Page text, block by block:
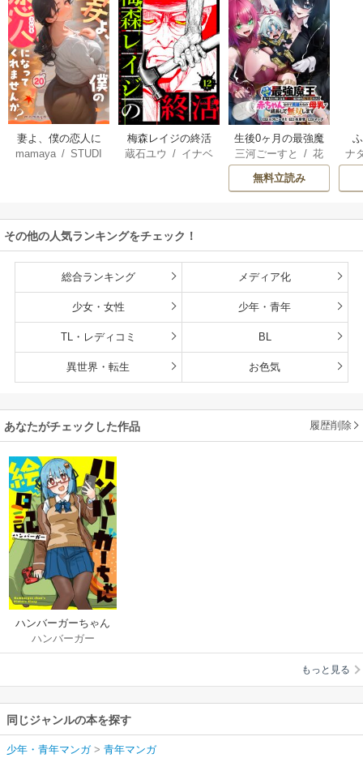
妻よ、僕の恋人に
なってくれません
mamaya /STUDI
梅森レイジの終活
蔵石ユウ / イナベ
生後0ヶ月の最強魔
王 食べるだけ強
くなるチート能力
持ち転生者だけど
雄たちの母乳で成
三河ごーすと /花
房雪/マップ
無料立読み
ナ
核
その他の人気ランキングをチェック！
総合ランキング メディア化
少女・女性 少年・青年
TL・レディコミ BL
異世界・転生 お色気
あなたがチェックした作品 履歴削除
ハンバーガーちゃん
絵日記
ハンバーガー
もっと見る
同じジャンルの本を探す
少年・青年マンガ> 青年マンガ